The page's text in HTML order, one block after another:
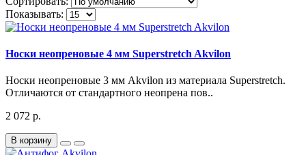
Показывать:
Носки неопреновые 4 мм Superstretch Akvilon
Носки неопреновые 3 мм Akvilon из материала Superstretch.
Отличаются от стандартного неопрена пов..
2 072 р.
В корзину